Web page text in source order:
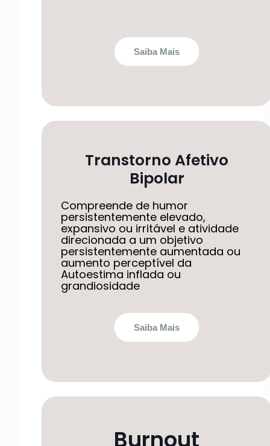
Saiba Mais
Transtorno Afetivo
Bipolar
Compreende de humor
persistentemente elevado,
expansivo ou irritável e atividade
direcionada a um objetivo
persistentemente aumentada ou
aumento perceptível da
Autoestima inflada ou
grandiosidade
Saiba Mais
Burnout